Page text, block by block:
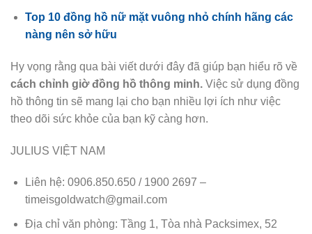
Top 10 đồng hồ nữ mặt vuông nhỏ chính hãng các
nàng nên sở hữu
Hy vọng rằng qua bài viết dưới đây đã giúp bạn hiểu rõ về
cách chỉnh giờ đồng hồ thông minh. Việc sử dụng đồng
hồ thông tin sẽ mang lại cho bạn nhiều lợi ích như việc
theo dõi sức khỏe của bạn kỹ càng hơn.
JULIUS VIỆT NAM
Liên hệ: 0906.850.650 / 1900 2697 –
timeisgoldwatch@gmail.com
Địa chỉ văn phòng: Tầng 1, Tòa nhà Packsimex, 52